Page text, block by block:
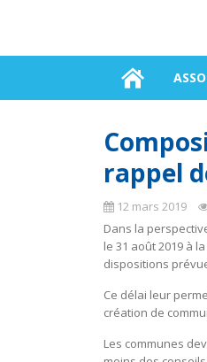
rappel
12 mars 2019
Dans la
le 31 août 2019 à
dispositions
Ce délai leur
création de
Les communes